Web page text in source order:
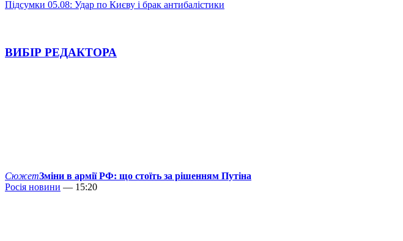
Підсумки 05.08: Удар по Києву і брак антибалістики
ВИБІР РЕДАКТОРА
СюжетЗміни в армії РФ: що стоїть за рішенням Путіна
Росія новини — 15:20